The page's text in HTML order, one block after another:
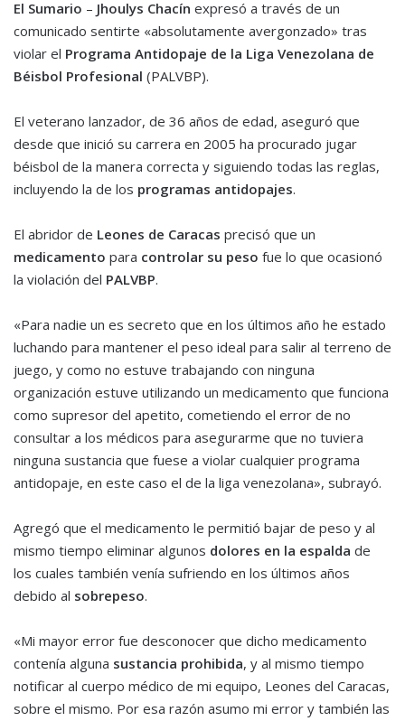
El Sumario – Jhoulys Chacín expresó a través de un
comunicado sentirte «absolutamente avergonzado» tras
violar el Programa Antidopaje de la Liga Venezolana de
Béisbol Profesional (PALVBP).
El veterano lanzador, de 36 años de edad, aseguró que
desde que inició su carrera en 2005 ha procurado jugar
béisbol de la manera correcta y siguiendo todas las reglas,
incluyendo la de los programas antidopajes.
El abridor de Leones de Caracas precisó que un
medicamento para controlar su peso fue lo que ocasionó
la violación del PALVBP.
«Para nadie un es secreto que en los últimos año he estado
luchando para mantener el peso ideal para salir al terreno de
juego, y como no estuve trabajando con ninguna
organización estuve utilizando un medicamento que funciona
como supresor del apetito, cometiendo el error de no
consultar a los médicos para asegurarme que no tuviera
ninguna sustancia que fuese a violar cualquier programa
antidopaje, en este caso el de la liga venezolana», subrayó.
Agregó que el medicamento le permitió bajar de peso y al
mismo tiempo eliminar algunos dolores en la espalda de
los cuales también venía sufriendo en los últimos años
debido al sobrepeso.
«Mi mayor error fue desconocer que dicho medicamento
contenía alguna sustancia prohibida, y al mismo tiempo
notificar al cuerpo médico de mi equipo, Leones del Caracas,
sobre el mismo. Por esa razón asumo mi error y también las